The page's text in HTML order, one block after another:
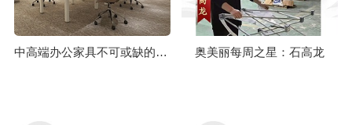
中高端办公家具不可或缺的工艺技术标准 奥美丽每周之星：石高龙